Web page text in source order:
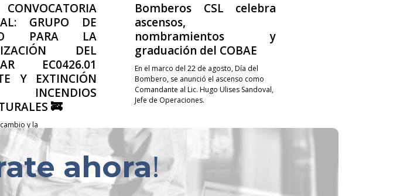
GRUPO DE
PARA LA
DEL
EC0426.01
Y EXTINCIÓN
🚒
y la
de nuestra labor no se
manera individual; se
experiencias,
y trabajando en
invitamos a...
Bomberos CSL celebra
ascensos,
nombramientos y
graduación del COBAE
En el marco del 22 de agosto, Día del
Bombero, se anunció el ascenso como
Comandante al Lic. Hugo Ulises Sandoval,
Jefe de Operaciones.
ahora!